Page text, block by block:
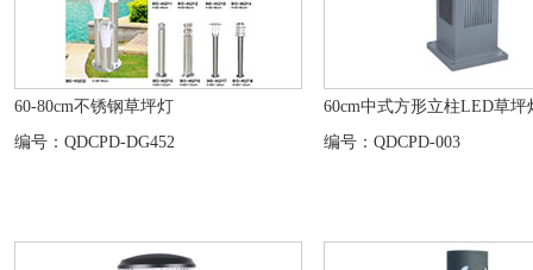
60-80cm不锈钢草坪灯
编号：QDCPD-DG452
60cm中式方形立柱LED草坪
编号：QDCPD-003